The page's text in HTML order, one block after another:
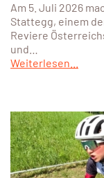
Am 5. Juli 2026
Stattegg, einem
Reviere
und…
Weiterlesen...